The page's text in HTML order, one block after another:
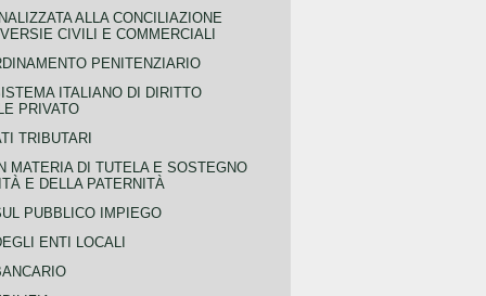
ALLA CONCILIAZIONE
CIVILI E COMMERCIALI
PENITENZIARIO
ITALIANO DI DIRITTO
PRIVATO
TRIBUTARI
MATERIA DI TUTELA E SOSTEGNO
E DELLA PATERNITÀ
PUBBLICO IMPIEGO
ENTI LOCALI